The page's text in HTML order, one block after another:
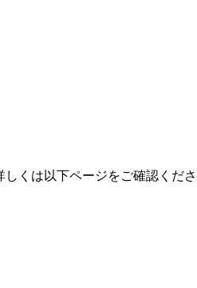
くは以下ページをご確認くださ